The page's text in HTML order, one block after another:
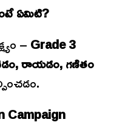
ఏమిటి?
–Grade 3
రాయడం, గణితం
Campaign